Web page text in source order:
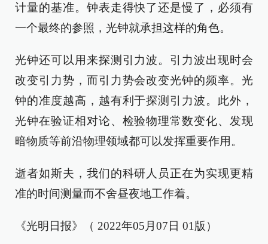
计量的基准。钟表走得快了还是慢了，必须有
一个最终的参照，光钟就承担这样的角色。
光钟还可以用来探测引力波。引力波出现时会
改变引力势，而引力势会改变光钟的频率。光
钟的准度越高，越有利于探测引力波。此外，
光钟在验证相对论、检验物理常数变化、发现
暗物质等前沿物理领域都可以发挥重要作用。
逝者如斯夫，我们的科研人员正在为实现更精
准的时间测量而不舍昼夜地工作着。
《光明日报》（ 2022年05月07日 01版）